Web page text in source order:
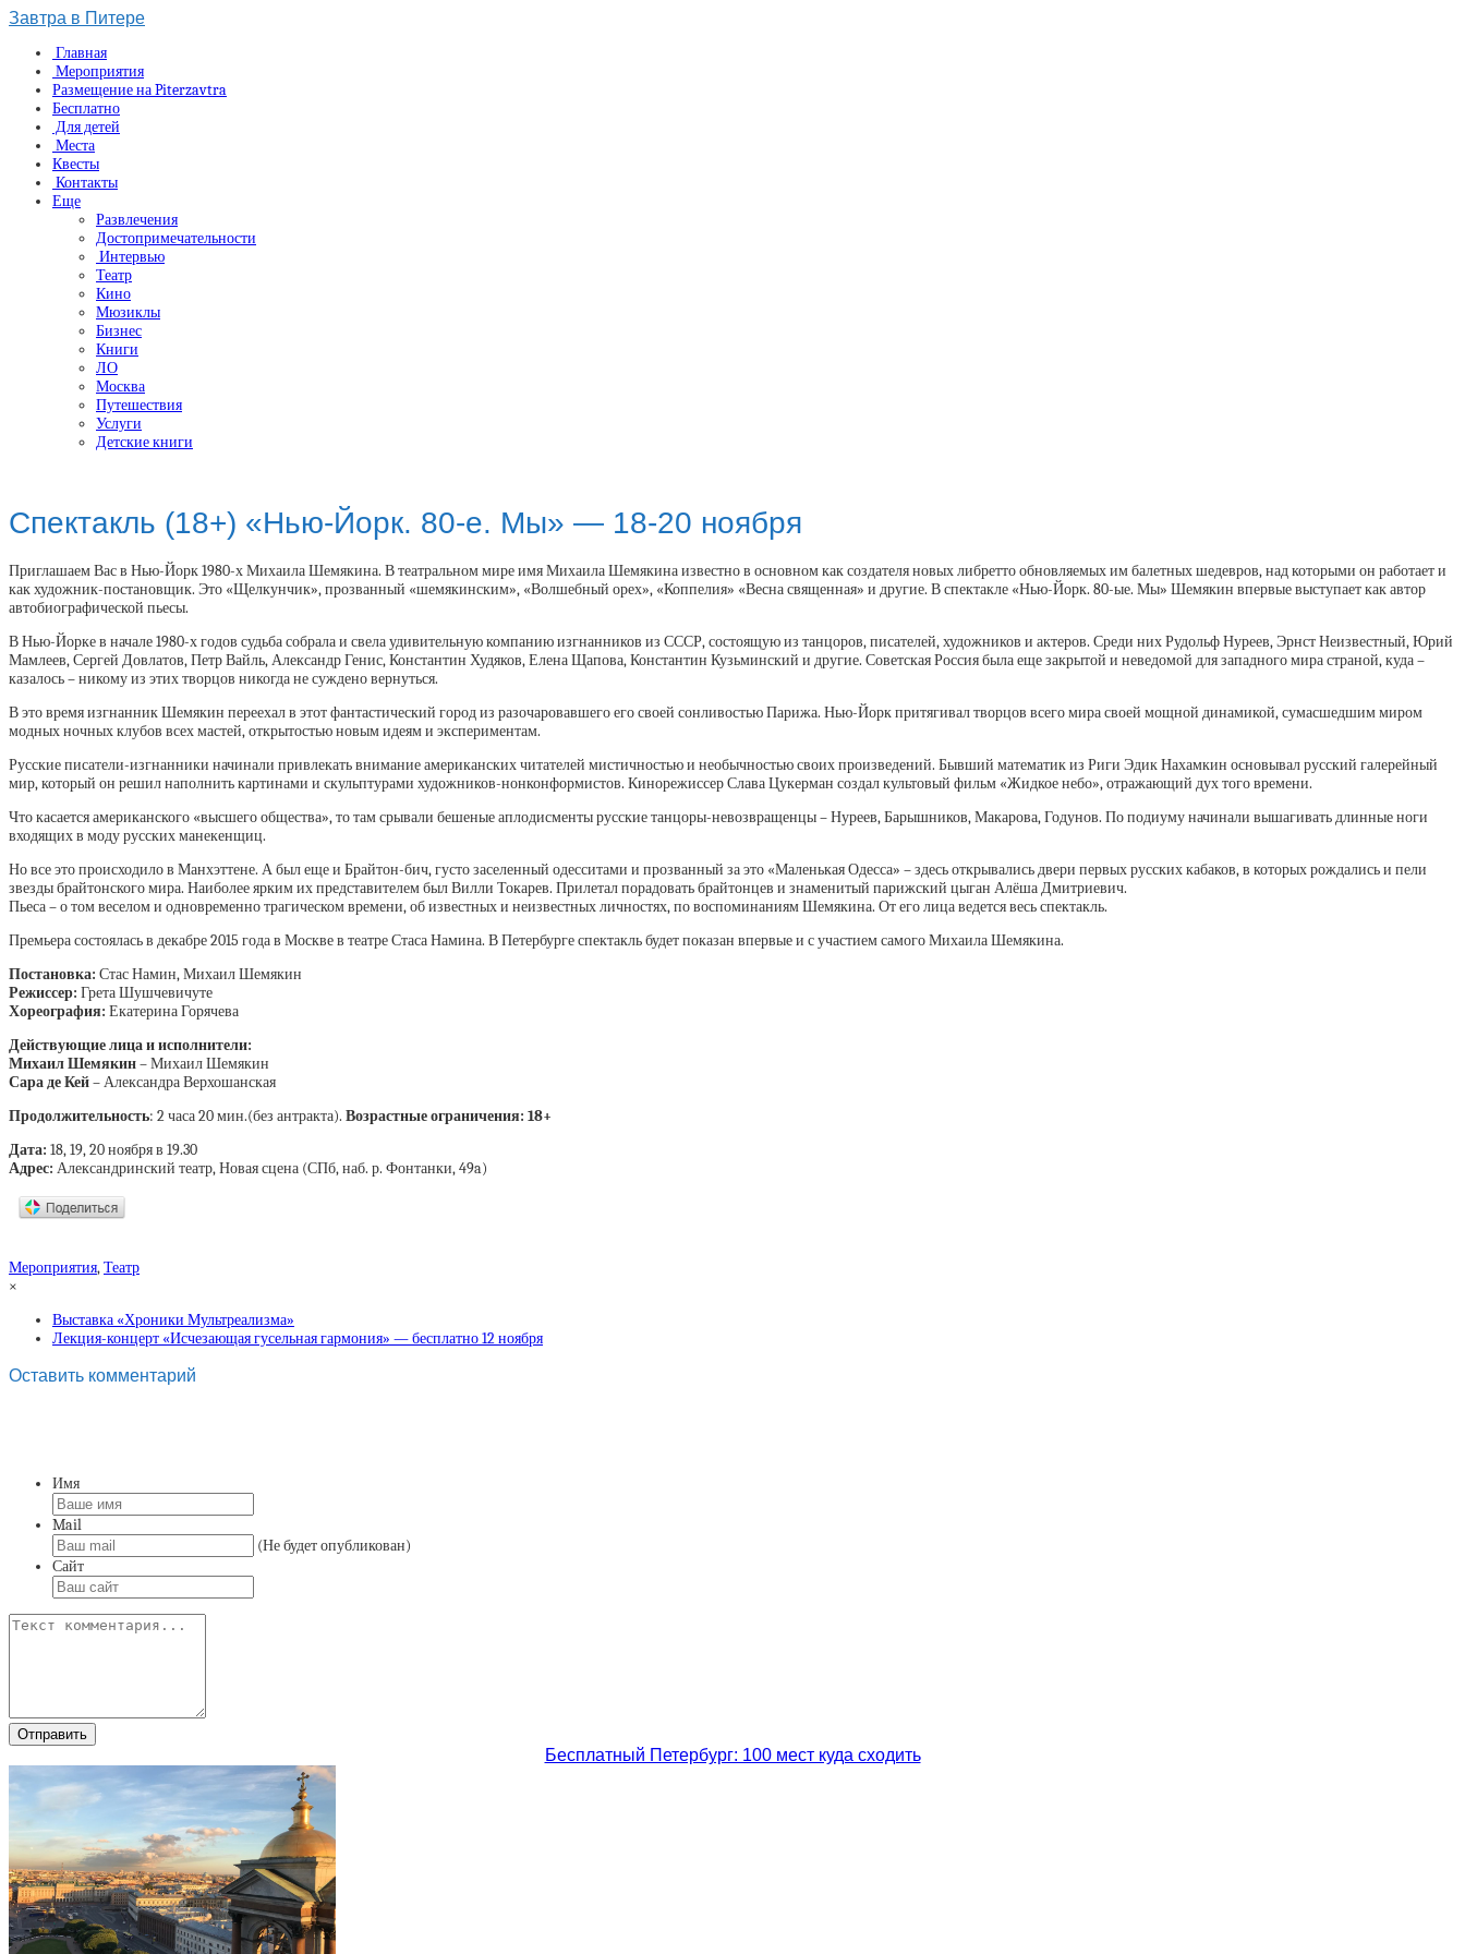
Завтра в Питере
Главная
Мероприятия
Размещение на Piterzavtra
Бесплатно
Для детей
Места
Квесты
Контакты
Еще
Развлечения
Достопримечательности
Интервью
Театр
Кино
Мюзиклы
Бизнес
Книги
ЛО
Москва
Путешествия
Услуги
Детские книги
Спектакль (18+) «Нью-Йорк. 80-е. Мы» — 18-20 ноября
Приглашаем Вас в Нью-Йорк 1980-х Михаила Шемякина. В театральном мире имя Михаила Шемякина известно в основном как создателя новых либретто обновляемых им балетных шедевров, над которыми он работает и
как художник-постановщик. Это «Щелкунчик», прозванный «шемякинским», «Волшебный орех», «Коппелия» «Весна священная» и другие. В спектакле «Нью-Йорк. 80-ые. Мы» Шемякин впервые выступает как автор
автобиографической пьесы.
В Нью-Йорке в начале 1980-х годов судьба собрала и свела удивительную компанию изгнанников из СССР, состоящую из танцоров, писателей, художников и актеров. Среди них Рудольф Нуреев, Эрнст Неизвестный, Юрий
Мамлеев, Сергей Довлатов, Петр Вайль, Александр Генис, Константин Худяков, Елена Щапова, Константин Кузьминский и другие. Советская Россия была еще закрытой и неведомой для западного мира страной, куда –
казалось – никому из этих творцов никогда не суждено вернуться.
В это время изгнанник Шемякин переехал в этот фантастический город из разочаровавшего его своей сонливостью Парижа. Нью-Йорк притягивал творцов всего мира своей мощной динамикой, сумасшедшим миром
модных ночных клубов всех мастей, открытостью новым идеям и экспериментам.
Русские писатели-изгнанники начинали привлекать внимание американских читателей мистичностью и необычностью своих произведений. Бывший математик из Риги Эдик Нахамкин основывал русский галерейный
мир, который он решил наполнить картинами и скульптурами художников-нонконформистов. Кинорежиссер Слава Цукерман создал культовый фильм «Жидкое небо», отражающий дух того времени.
Что касается американского «высшего общества», то там срывали бешеные аплодисменты русские танцоры-невозвращенцы – Нуреев, Барышников, Макарова, Годунов. По подиуму начинали вышагивать длинные ноги
входящих в моду русских манекенщиц.
Но все это происходило в Манхэттене. А был еще и Брайтон-бич, густо заселенный одесситами и прозванный за это «Маленькая Одесса» – здесь открывались двери первых русских кабаков, в которых рождались и пели
звезды брайтонского мира. Наиболее ярким их представителем был Вилли Токарев. Прилетал порадовать брайтонцев и знаменитый парижский цыган Алёша Дмитриевич.
Пьеса – о том веселом и одновременно трагическом времени, об известных и неизвестных личностях, по воспоминаниям Шемякина. От его лица ведется весь спектакль.
Премьера состоялась в декабре 2015 года в Москве в театре Стаса Намина. В Петербурге спектакль будет показан впервые и с участием самого Михаила Шемякина.
Постановка: Стас Намин, Михаил Шемякин
Режиссер: Грета Шушчевичуте
Хореография: Екатерина Горячева
Действующие лица и исполнители:
Михаил Шемякин– Михаил Шемякин
Сара де Кей– Александра Верхошанская
Продолжительность: 2 часа 20 мин.(без антракта). Возрастные ограничения: 18+
Дата: 18, 19, 20 ноября в 19.30
Адрес: Александринский театр, Новая сцена (СПб, наб. р. Фонтанки, 49a)
Мероприятия,Театр
×
Выставка «Хроники Мультреализма»
Лекция-концерт «Исчезающая гусельная гармония» — бесплатно 12 ноября
Оставить комментарий
Имя
Mail
(Не будет опубликован)
Сайт
Бесплатный Петербург: 100 мест куда сходить